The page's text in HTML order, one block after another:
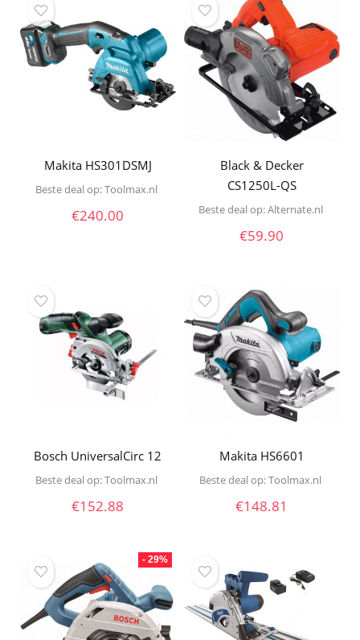
Makita HS301DSMJ
Beste deal op: toolmax.nl
€240.00
Black & Decker
CS1250L-QS
Beste deal op: alternate.nl
€59.90
Bosch UniversalCirc 12
Beste deal op: toolmax.nl
€152.88
Makita HS6601
Beste deal op: toolmax.nl
€148.81
- 29%